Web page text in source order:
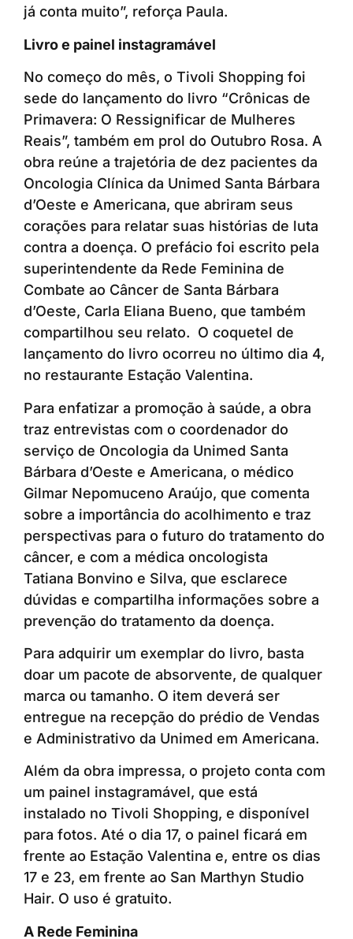
já conta muito”, reforça Paula.
Livro e painel instagramável
No começo do mês, o Tivoli Shopping foi
sede do lançamento do livro “Crônicas de
Primavera: O Ressignificar de Mulheres
Reais”, também em prol do Outubro Rosa. A
obra reúne a trajetória de dez pacientes da
Oncologia Clínica da Unimed Santa Bárbara
d’Oeste e Americana, que abriram seus
corações para relatar suas histórias de luta
contra a doença. O prefácio foi escrito pela
superintendente da Rede Feminina de
Combate ao Câncer de Santa Bárbara
d’Oeste, Carla Eliana Bueno, que também
compartilhou seu relato. O coquetel de
lançamento do livro ocorreu no último dia 4,
no restaurante Estação Valentina.
Para enfatizar a promoção à saúde, a obra
traz entrevistas com o coordenador do
serviço de Oncologia da Unimed Santa
Bárbara d’Oeste e Americana, o médico
Gilmar Nepomuceno Araújo, que comenta
sobre a importância do acolhimento e traz
perspectivas para o futuro do tratamento do
câncer, e com a médica oncologista
Tatiana Bonvino e Silva, que esclarece
dúvidas e compartilha informações sobre a
prevenção do tratamento da doença.
Para adquirir um exemplar do livro, basta
doar um pacote de absorvente, de qualquer
marca ou tamanho. O item deverá ser
entregue na recepção do prédio de Vendas
e Administrativo da Unimed em Americana.
Além da obra impressa, o projeto conta com
um painel instagramável, que está
instalado no Tivoli Shopping, e disponível
para fotos. Até o dia 17, o painel ficará em
frente ao Estação Valentina e, entre os dias
17 e 23, em frente ao San Marthyn Studio
Hair. O uso é gratuito.
A Rede Feminina